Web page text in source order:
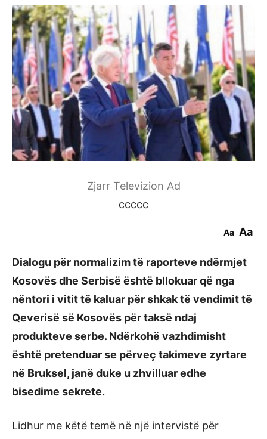
Zjarr Televizion Ad
ccccc
Aa Aa
Dialogu për normalizim të raporteve ndërmjet
Kosovës dhe Serbisë është bllokuar që nga
nëntori i vitit të kaluar për shkak të vendimit të
Qeverisë së Kosovës për taksë ndaj
produkteve serbe. Ndërkohë vazhdimisht
është pretenduar se përveç takimeve zyrtare
në Bruksel, janë duke u zhvilluar edhe
bisedime sekrete.
Lidhur me këtë temë në një intervistë për